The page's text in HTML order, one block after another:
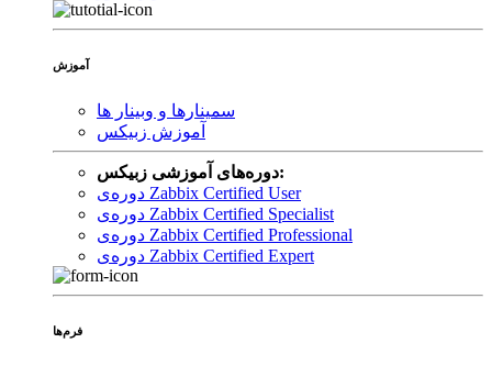
آموزش
سمینارها و وبینار ها
آموزش زبیکس
دوره‌های آموزشی زبیکس:
دوره‌ی Zabbix Certified User
دوره‌ی Zabbix Certified Specialist
دوره‌ی Zabbix Certified Professional
دوره‌ی Zabbix Certified Expert
فرم‌ها